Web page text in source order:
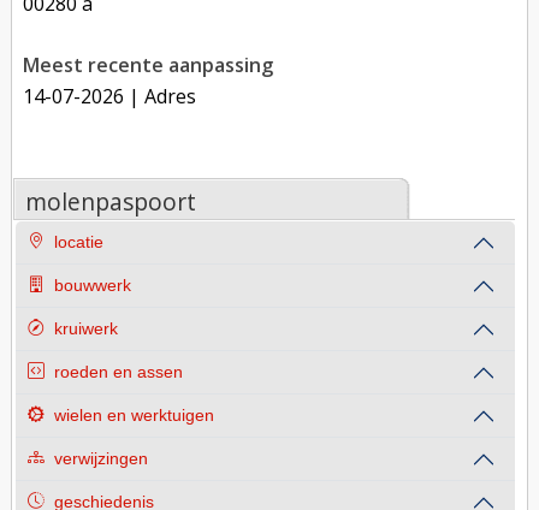
Meest recente aanpassing
14-07-2026 | Adres
molenpaspoort
locatie
bouwwerk
kruiwerk
roeden en assen
wielen en werktuigen
verwijzingen
geschiedenis